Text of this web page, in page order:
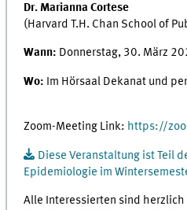
Dr. Marianna Cortese
(Harvard T.H. Chan School of
Wann: Donnerstag, 30. März
Wo: Im Hörsaal Dekanat und
Zoom-Meeting Link: https://
Diese Veranstaltung ist Teil
Epidemiologie im
Alle Interessierten sind